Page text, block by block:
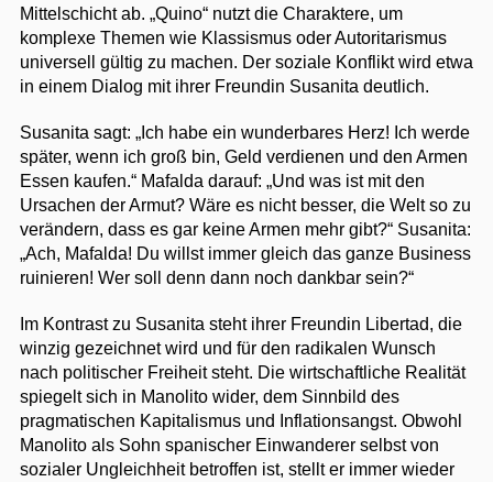
Mittelschicht ab. „Quino“ nutzt die Charaktere, um
komplexe Themen wie Klassismus oder Autoritarismus
universell gültig zu machen. Der soziale Konflikt wird etwa
in einem Dialog mit ihrer Freundin Susanita deutlich.
Susanita sagt: „Ich habe ein wunderbares Herz! Ich werde
später, wenn ich groß bin, Geld verdienen und den Armen
Essen kaufen.“ Mafalda darauf: „Und was ist mit den
Ursachen der Armut? Wäre es nicht besser, die Welt so zu
verändern, dass es gar keine Armen mehr gibt?“ Susanita:
„Ach, Mafalda! Du willst immer gleich das ganze Business
ruinieren! Wer soll denn dann noch dankbar sein?“
Im Kontrast zu Susanita steht ihrer Freundin Libertad, die
winzig gezeichnet wird und für den radikalen Wunsch
nach politischer Freiheit steht. Die wirtschaftliche Realität
spiegelt sich in Manolito wider, dem Sinnbild des
pragmatischen Kapitalismus und Inflationsangst. Obwohl
Manolito als Sohn spanischer Einwanderer selbst von
sozialer Ungleichheit betroffen ist, stellt er immer wieder